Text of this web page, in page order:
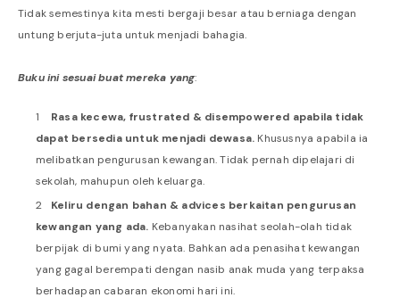
Tidak semestinya kita mesti bergaji besar atau berniaga dengan
untung berjuta-juta untuk menjadi bahagia.
Buku ini sesuai buat mereka yang:
Rasa kecewa, frustrated & disempowered apabila tidak
dapat bersedia untuk menjadi dewasa. Khususnya apabila ia
melibatkan pengurusan kewangan. Tidak pernah dipelajari di
sekolah, mahupun oleh keluarga.
Keliru dengan bahan & advices berkaitan pengurusan
kewangan yang ada. Kebanyakan nasihat seolah-olah tidak
berpijak di bumi yang nyata. Bahkan ada penasihat kewangan
yang gagal berempati dengan nasib anak muda yang terpaksa
berhadapan cabaran ekonomi hari ini.